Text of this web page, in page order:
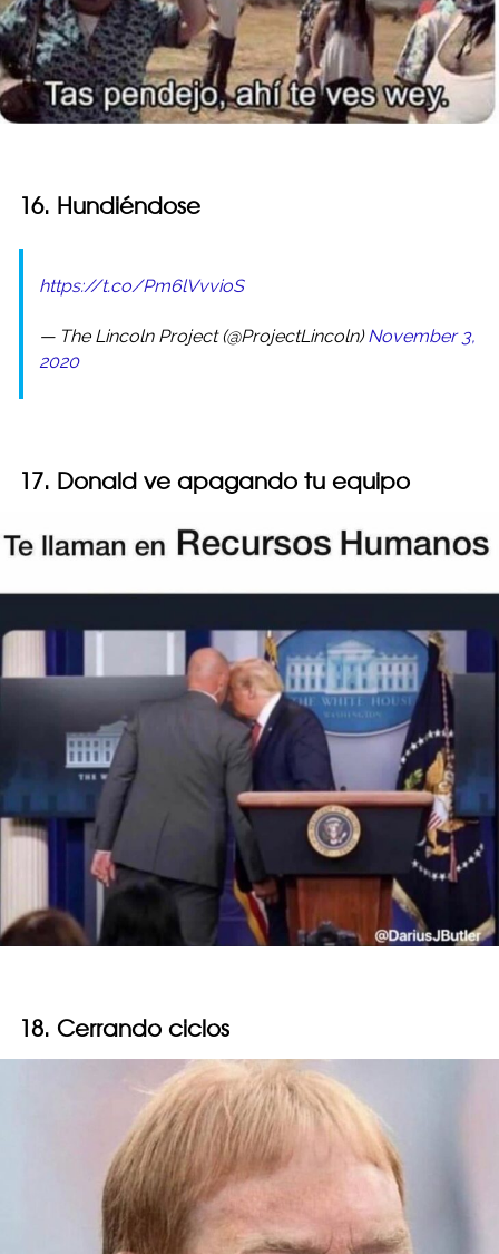
16. Hundiéndose
https://t.co/Pm6lVvvioS
— The Lincoln Project (@ProjectLincoln)November 3,
2020
17. Donald ve apagando tu equipo
18. Cerrando ciclos